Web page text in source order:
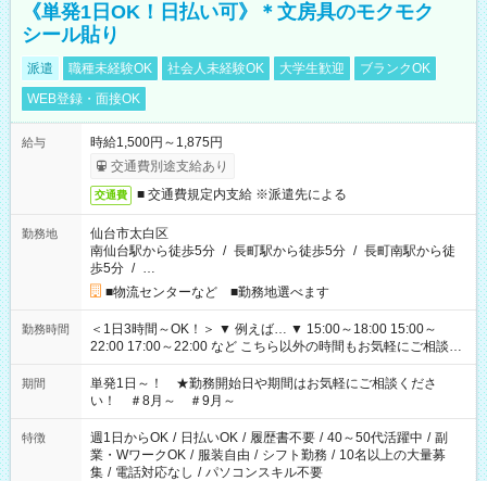
《単発1日OK！日払い可》＊文房具のモクモク
シール貼り
派遣 職種未経験OK 社会人未経験OK 大学生歓迎
ブランクOK
WEB登録・面接OK
給与
時給1,500円～1,875円
交通費別途支給あり
交通費 ■ 交通費規定内支給 ※派遣先による
勤務地
仙台市太白区
南仙台駅から徒歩5分 / 長町駅から徒歩5分 / 長町南駅から徒
歩5分 / …
■物流センターなど ■勤務地選べます
勤務時間
＜1日3時間～OK！＞ ▼ 例えば… ▼ 15:00～18:00 15:00～
22:00 17:00～22:00 など こちら以外の時間もお気軽にご相談く
ださい！
期間
単発1日～！ ★勤務開始日や期間はお気軽にご相談くださ
い！ ＃8月～ ＃9月～
特徴 週1日からOK / 日払いOK / 履歴書不要 / 40～50代活躍中 / 副
業・WワークOK / 服装自由 / シフト勤務 / 10名以上の大量募
集 / 電話対応なし / パソコンスキル不要